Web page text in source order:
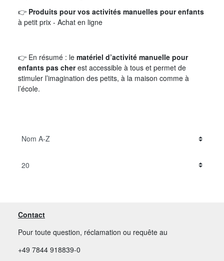
👉 Produits pour vos activités manuelles pour enfants
à petit prix - Achat en ligne
👉 En résumé : le matériel d’activité manuelle pour
enfants pas cherest accessible à tous et permet de
stimuler l’imagination des petits, à la maison comme à
l’école.
Contact
Pour toute question, réclamation ou requête au
+49 7844 918839-0